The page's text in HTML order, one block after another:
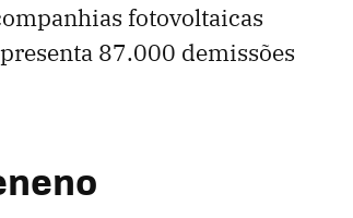
fotovoltaicas
87.000 demissões